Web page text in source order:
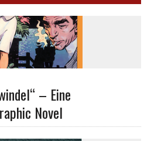
– Eine
Novel